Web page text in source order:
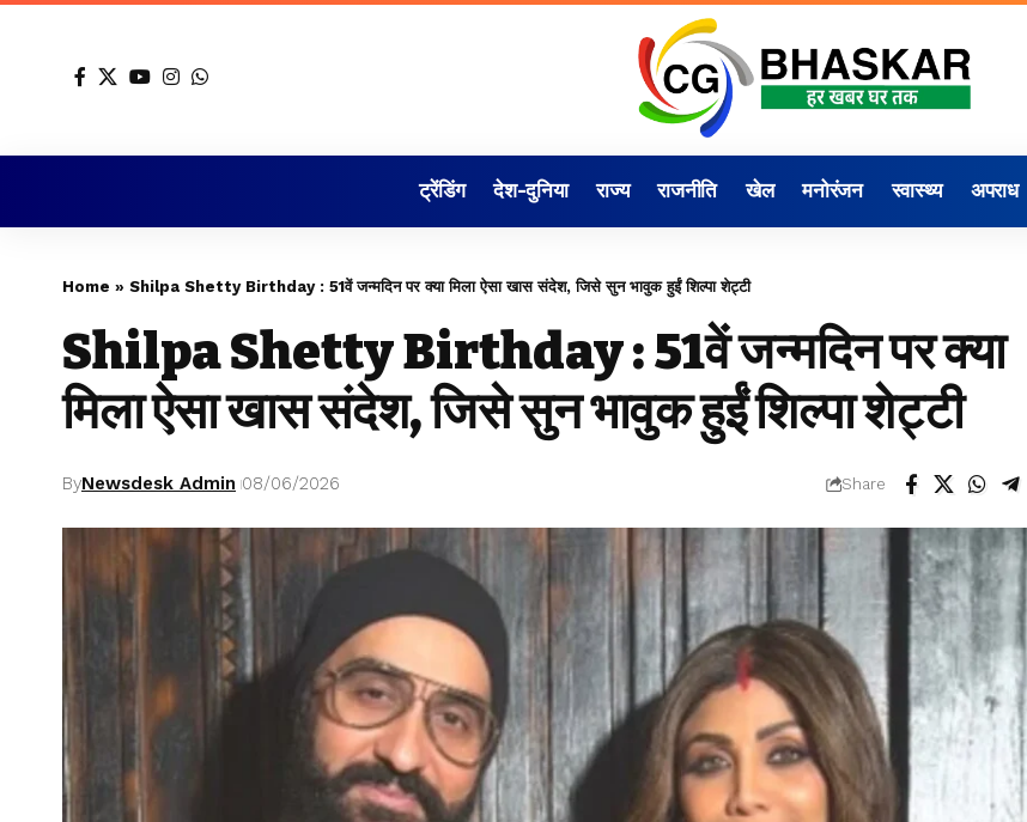
ट्रेंडिंग देश-दुनिया राज्य राजनीति खेल मनोरंजन स्वास्थ्य अपराध
Home » Shilpa Shetty Birthday : 51वें जन्मदिन पर क्या मिला ऐसा खास संदेश, जिसे सुन भावुक हुईं शिल्पा शेट्टी
Shilpa Shetty Birthday : 51वें जन्मदिन पर क्या
मिला ऐसा खास संदेश, जिसे सुन भावुक हुईं शिल्पा शेट्टी
ByNewsdesk Admin 08/06/2026 Share